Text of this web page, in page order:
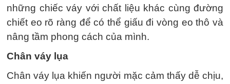
những chiếc váy với chất liệu khác cùng đường
chiết eo rõ ràng để có thể giấu đi vòng eo thô và
nâng tầm phong cách của mình.
Chân váy lụa
Chân váy lụa khiến người mặc cảm thấy dễ chịu,